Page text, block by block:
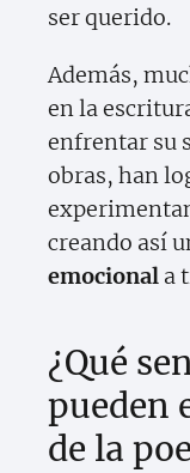
ser querido.
Además,
en la
enfrentar su
obras, han
creando así
emocional a
¿Qué
pueden
de la